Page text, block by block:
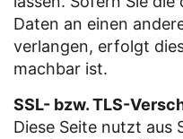
Daten an einen
verlangen, erfolgt
machbar ist.
SSL- bzw. TLS-
Diese Seite nutzt aus